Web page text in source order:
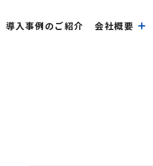
導入事例のご紹介 会社概要